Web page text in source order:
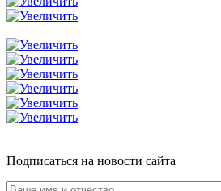
Подписаться на новости сайта